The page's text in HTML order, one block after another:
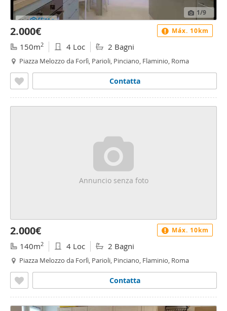
1/9
2.000€
150m2 4 Loc 2 Bagni
Piazza Melozzo da Forlì, Parioli, Pinciano, Flaminio, Roma
Contatta
Máx. 10km
Annuncio senza foto
2.000€
140m2 4 Loc 2 Bagni
Piazza Melozzo da Forlì, Parioli, Pinciano, Flaminio, Roma
Contatta
Máx. 10km